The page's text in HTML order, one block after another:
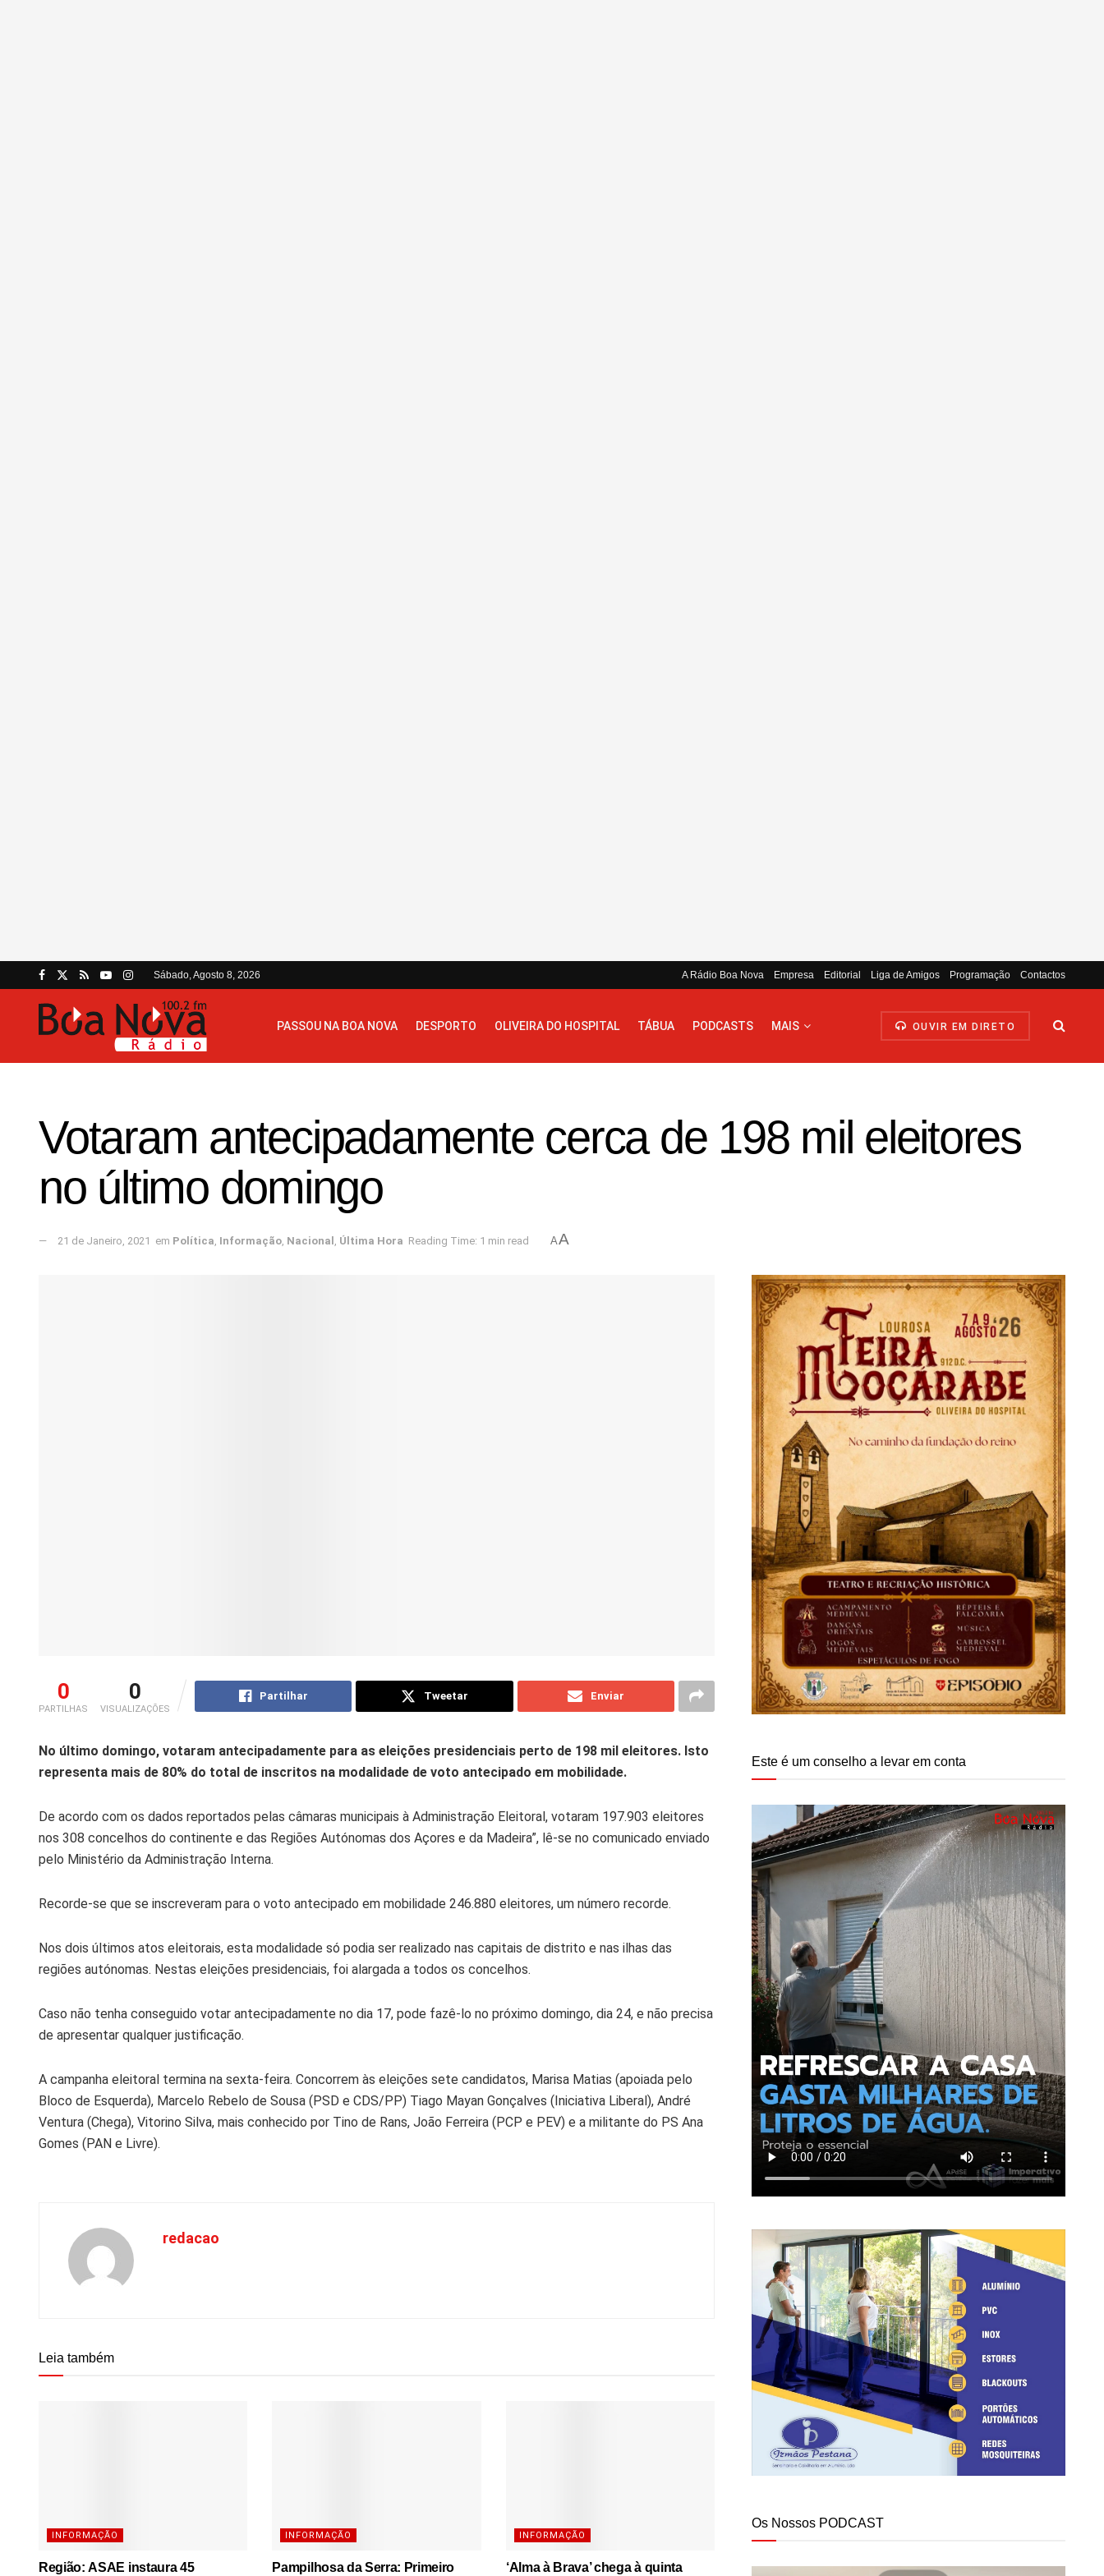
Sábado, Agosto 8, 2026 A Rádio Boa Nova Empresa Editorial Liga de Amigos Programação Contactos
PASSOU NA BOA NOVA DESPORTO OLIVEIRA DO HOSPITAL TÁBUA PODCASTS MAIS OUVIR EM DIRETO
Votaram antecipadamente cerca de 198 mil eleitores
no último domingo
21 de Janeiro, 2021 em Política, Informação, Nacional , Última Hora Reading Time: 1 min read AA
0
PARTILHAS
0
VISUALIZAÇÕES
Partilhar Tweetar Enviar
No último domingo, votaram antecipadamente para as eleições presidenciais perto de 198 mil eleitores. Isto
representa mais de 80% do total de inscritos na modalidade de voto antecipado em mobilidade.
De acordo com os dados reportados pelas câmaras municipais à Administração Eleitoral, votaram 197.903 eleitores
nos 308 concelhos do continente e das Regiões Autónomas dos Açores e da Madeira”, lê-se no comunicado enviado
pelo Ministério da Administração Interna.
Recorde-se que se inscreveram para o voto antecipado em mobilidade 246.880 eleitores, um número recorde.
Nos dois últimos atos eleitorais, esta modalidade só podia ser realizado nas capitais de distrito e nas ilhas das
regiões autónomas. Nestas eleições presidenciais, foi alargada a todos os concelhos.
Caso não tenha conseguido votar antecipadamente no dia 17, pode fazê-lo no próximo domingo, dia 24, e não precisa
de apresentar qualquer justificação.
A campanha eleitoral termina na sexta-feira. Concorrem às eleições sete candidatos, Marisa Matias (apoiada pelo
Bloco de Esquerda), Marcelo Rebelo de Sousa (PSD e CDS/PP) Tiago Mayan Gonçalves (Iniciativa Liberal), André
Ventura (Chega), Vitorino Silva, mais conhecido por Tino de Rans, João Ferreira (PCP e PEV) e a militante do PS Ana
Gomes (PAN e Livre).
redacao
Leia também
INFORMAÇÃO
Região: ASAE instaura 45
INFORMAÇÃO
Pampilhosa da Serra: Primeiro
INFORMAÇÃO
‘Alma à Brava’ chega à quinta
Este é um conselho a levar em conta
Os Nossos PODCAST